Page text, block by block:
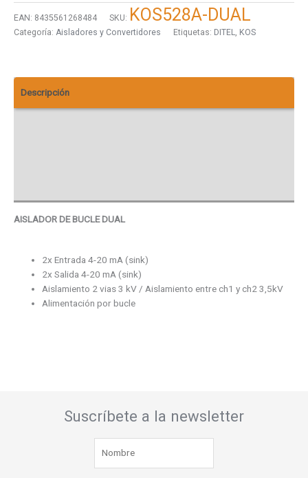
EAN: 8435561268484 SKU: KOS528A-DUAL
Categoría: Aisladores y Convertidores Etiquetas: DITEL KOS
Descripción
AISLADOR DE BUCLE DUAL
2x Entrada 4-20 mA (sink)
2x Salida 4-20 mA (sink)
Aislamiento 2 vias 3 kV / Aislamiento entre ch1 y ch2 3,5kV
Alimentación por bucle
Suscríbete a la newsletter